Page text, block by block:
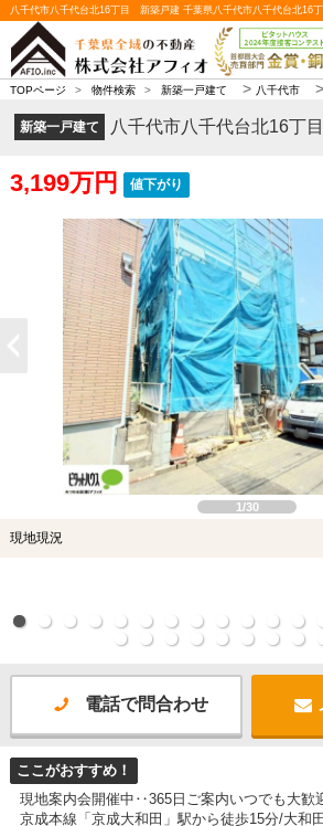
TOPページ > 物件検索 > 新築一戸建て > 八千代市 >
新築一戸建て 八千代市八千代台北16丁
3,199万円 値下がり
1/30
現地現況
電話で問合わせ
ここがおすすめ！
現地案内会開催中‥365日ご案内いつでも大歓
京成本線「京成大和田」駅から徒歩15分/大和